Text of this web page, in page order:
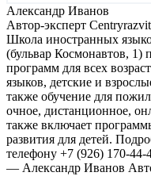
Александр Иванов
Автор-эксперт
Школа иностранных
(бульвар Космонавтов, 1)
программ для всех
языков, детские и
также обучение для
очное, дистанционное,
также включает
развития для детей.
телефону +7 (926) 170-44-
— Александр Иванов